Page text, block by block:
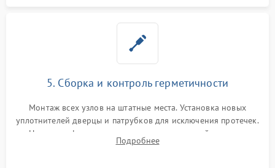
5. Сборка и контроль герметичности
Монтаж всех узлов на штатные места. Установка новых
уплотнителей дверцы и патрубков для исключения протечек.
Надежная фиксация хомутов гидравлической системы,
сборка корпуса и установка датчика поплавка.
Подробнее